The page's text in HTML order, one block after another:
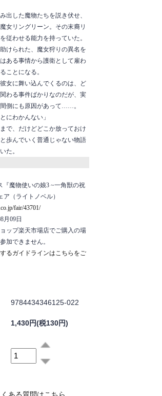
出した魔物たちを説き伏せ、
女リングリーン。その末裔リ
従わせる能力を持っていた。
けられた、魔女狩りの異名を
ある事情から護衛として雇わ
ことになる。
女に舞い込んでくるのは、ど
わる事件ばかりなのだが、実
側にも原因があって……。
にわかんない」
で、だけどどこか放っておけ
歩んでいく普通じゃない物語
た。
『魔物使いの娘3 ~一角獣の祝
（ライトノベル）
fair/43701/
月09日
ップ楽天市場店でご購入の場
加できません。
るガイドラインはこちらをご
9784434346125-022
1,430円(税130円)